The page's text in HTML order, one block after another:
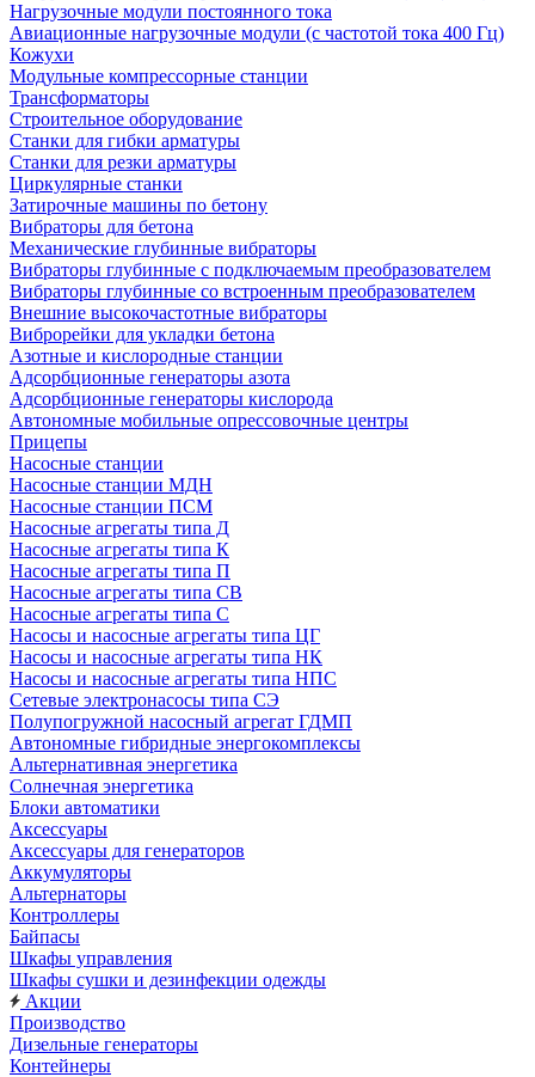
Нагрузочные модули постоянного тока
Авиационные нагрузочные модули (с частотой тока 400 Гц)
Кожухи
Модульные компрессорные станции
Трансформаторы
Строительное оборудование
Станки для гибки арматуры
Станки для резки арматуры
Циркулярные станки
Затирочные машины по бетону
Вибраторы для бетона
Механические глубинные вибраторы
Вибраторы глубинные с подключаемым преобразователем
Вибраторы глубинные со встроенным преобразователем
Внешние высокочастотные вибраторы
Виброрейки для укладки бетона
Азотные и кислородные станции
Адсорбционные генераторы азота
Адсорбционные генераторы кислорода
Автономные мобильные опрессовочные центры
Прицепы
Насосные станции
Насосные станции МДН
Насосные станции ПСМ
Насосные агрегаты типа Д
Насосные агрегаты типа К
Насосные агрегаты типа П
Насосные агрегаты типа СВ
Насосные агрегаты типа С
Насосы и насосные агрегаты типа ЦГ
Насосы и насосные агрегаты типа НК
Насосы и насосные агрегаты типа НПС
Сетевые электронасосы типа СЭ
Полупогружной насосный агрегат ГДМП
Автономные гибридные энергокомплексы
Альтернативная энергетика
Солнечная энергетика
Блоки автоматики
Аксессуары
Аксессуары для генераторов
Аккумуляторы
Альтернаторы
Контроллеры
Байпасы
Шкафы управления
Шкафы сушки и дезинфекции одежды
Акции
Производство
Дизельные генераторы
Контейнеры